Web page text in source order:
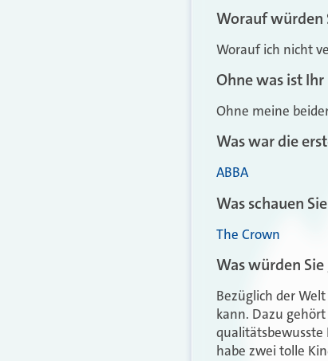
Worauf würden
Worauf ich nicht
Ohne was ist
Ohne meine
Was war die
ABBA
Was schauen
The Crown
Was würden
Bezüglich der
kann. Dazu
qualitätsbewusste
habe zwei tolle